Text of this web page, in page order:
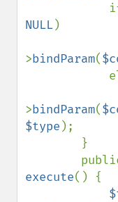
NULL)
>bindParam(
>bindParam(
$type );
execute() {